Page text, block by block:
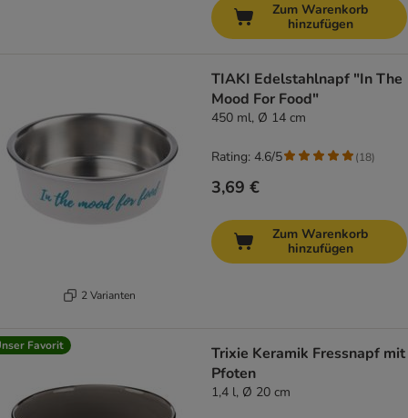
Zum Warenkorb
hinzufügen
2 Varianten
TIAKI Edelstahlnapf "In The
Mood For Food"
450 ml, Ø 14 cm
3,69 €
Rating: 4.6/5 (18)
Zum Warenkorb
hinzufügen
Favorit
Trixie Keramik Fressnapf mit
Pfoten
1,4 l, Ø 20 cm